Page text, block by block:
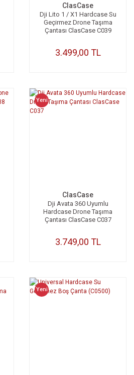
ClasCase
Dji Lito 1 / X1 Hardcase Su
Geçirmez Drone Taşıma
Çantası ClasCase C039
3.499,00 TL
Yeni
ClasCase
Dji Avata 360 Uyumlu
Hardcase Drone Taşıma
Çantası ClasCase C037
3.749,00 TL
Yeni